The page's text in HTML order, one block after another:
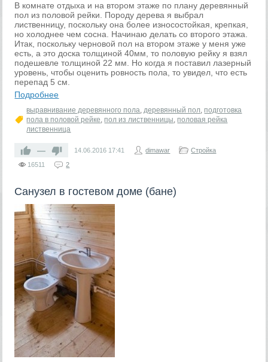
В комнате отдыха и на втором этаже по плану деревянный
пол из половой рейки. Породу дерева я выбрал
лиственницу, поскольку она более износостойкая, крепкая,
но холоднее чем сосна. Начинаю делать со второго этажа.
Итак, поскольку черновой пол на втором этаже у меня уже
есть, а это доска толщиной 40мм, то половую рейку я взял
подешевле толщиной 22 мм. Но когда я поставил лазерный
уровень, чтобы оценить ровность пола, то увидел, что есть
перепад 5 см.
Подробнее
выравнивание деревянного пола,деревянный пол, подготовка
пола в половой рейке, пол из лиственницы, половая рейка
лиственница
— 14.06.2016 17:41 dimawar
Стройка
16511
2
Санузел в гостевом доме (бане)